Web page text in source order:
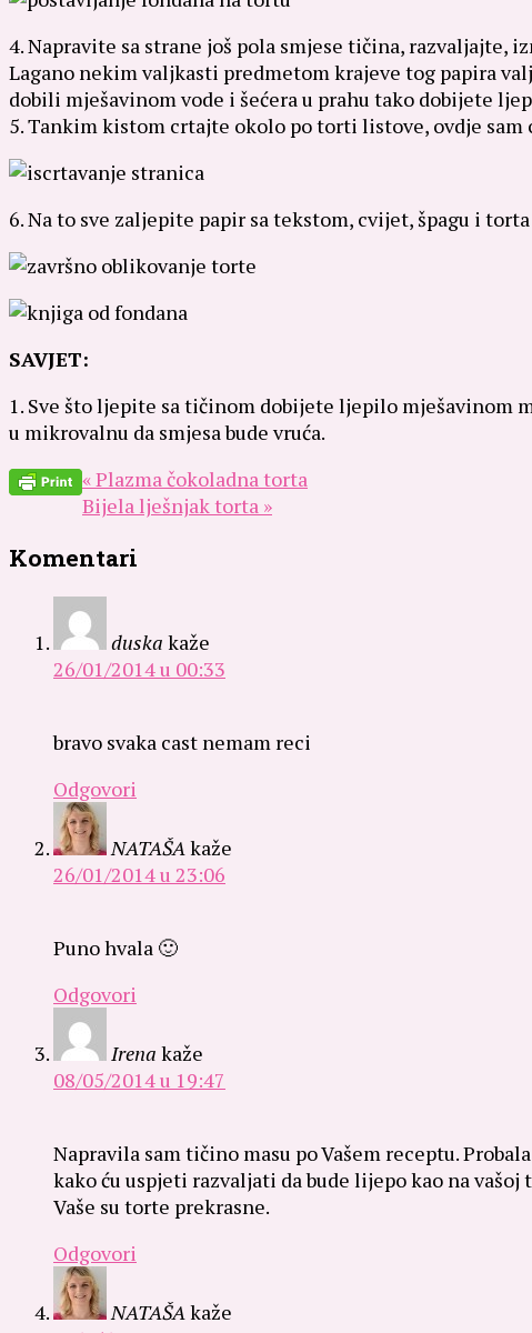
4. Napravite sa strane još pola smjese tičina,
Lagano nekim valjkasti predmetom krajeve tog papira
dobili mješavinom vode i šećera u prahu tako dobijete
5. Tankim kistom crtajte okolo po torti listove, ovdje sam
6. Na to sve zaljepite papir sa tekstom, cvijet, špagu i
SAVJET:
1. Sve što ljepite sa tičinom dobijete ljepilo mješavinom
u mikrovalnu da smjesa bude vruća.
« Plazma čokoladna torta
Bijela lješnjak torta »
Komentari
duska kaže
26/01/2014 u 00:33
bravo svaka cast nemam reci
Odgovori
NATAŠAkaže
26/01/2014 u 23:06
Puno hvala 🙂
Odgovori
Irena kaže
08/05/2014 u 19:47
Napravila sam tičino masu po Vašem receptu.
kako ću uspjeti razvaljati da bude lijepo kao na vašoj
Vaše su torte prekrasne.
Odgovori
NATAŠAkaže